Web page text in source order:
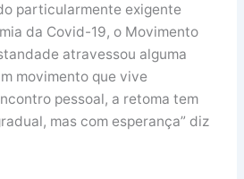
particularmente exigente
da Covid-19, o Movimento
atravessou alguma
movimento que vive
pessoal, a retoma tem
mas com esperança” diz